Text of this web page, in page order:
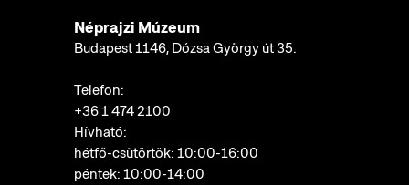
Néprajzi Múzeum
Budapest 1146, Dózsa György út 35.
Telefon:
+36 1 474 2100
Hívható:
hétfő-csütörtök: 10:00-16:00
péntek: 10:00-14:00